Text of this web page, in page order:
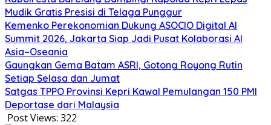
Mudik Gratis Presisi di Telaga Punggur
Kemenko Perekonomian Dukung ASOCIO Digital AI
Summit 2026, Jakarta Siap Jadi Pusat Kolaborasi AI
Asia–Oseania
Gaungkan Gema Batam ASRI, Gotong Royong Rutin
Setiap Selasa dan Jumat
Satgas TPPO Provinsi Kepri Kawal Pemulangan 150 PMI
Deportase dari Malaysia
Post Views: 322